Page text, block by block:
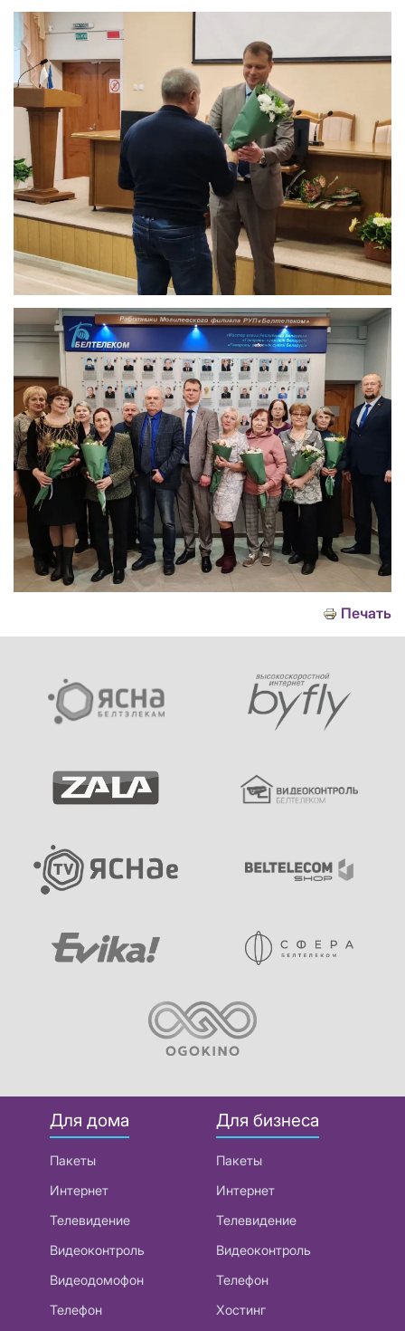
Печать
Для дома
Пакеты
Интернет
Телевидение
Видеоконтроль
Видеодомофон
Телефон
Для бизнеса
Пакеты
Интернет
Телевидение
Видеоконтроль
Телефон
Хостинг